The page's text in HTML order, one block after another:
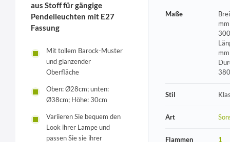
aus Stoff für gängige
Pendelleuchten mit E27
Fassung
Mit tollem Barock-Muster
und glänzender
Oberfläche
Oben: Ø28cm; unten:
Ø38cm; Höhe: 30cm
Variieren Sie bequem den
Look ihrer Lampe und
passen Sie sie ihrer
Maße
Stil
Art
Flammen 1